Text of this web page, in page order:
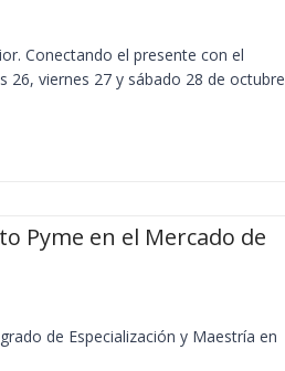
Conectando el presente con el
26, viernes 27 y sábado 28 de octubre
Pyme en el Mercado de
de Especialización y Maestría en